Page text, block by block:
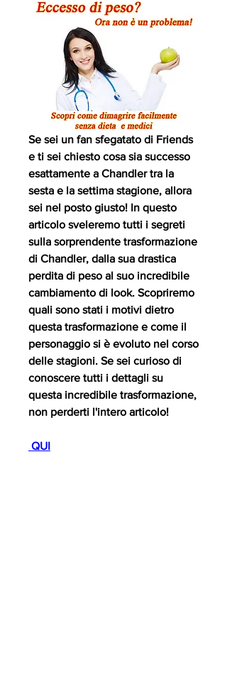
Se sei un fan sfegatato di Friends
e ti sei chiesto cosa sia successo
esattamente a Chandler tra la
sesta e la settima stagione, allora
sei nel posto giusto! In questo
articolo sveleremo tutti i segreti
sulla sorprendente trasformazione
di Chandler, dalla sua drastica
perdita di peso al suo incredibile
cambiamento di look. Scopriremo
quali sono stati i motivi dietro
questa trasformazione e come il
personaggio si è evoluto nel corso
delle stagioni. Se sei curioso di
conoscere tutti i dettagli su
questa incredibile trasformazione,
non perderti l'intero articolo!
QUI